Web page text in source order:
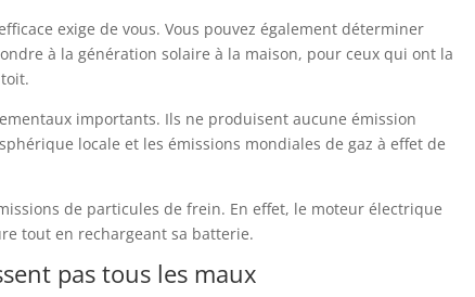
exige de vous. Vous pouvez également déterminer
à la génération solaire à la maison, pour ceux qui ont la
importants. Ils ne produisent aucune émission
locale et les émissions mondiales de gaz à effet de
de particules de frein. En effet, le moteur électrique
tout en rechargeant sa batterie.
pas tous les maux